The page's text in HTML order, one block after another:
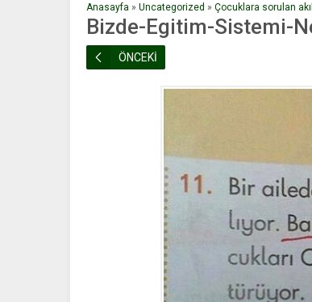
Anasayfa » Uncategorized » Çocuklara sorulan
Bizde-Egitim-Sistemi-
ÖNCEKİ